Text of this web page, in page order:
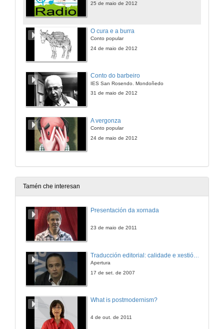
25 de maio de 2012
O cura e a burra
Conto popular
24 de maio de 2012
Conto do barbeiro
IES San Rosendo. Mondoñedo
31 de maio de 2012
A vergonza
Conto popular
24 de maio de 2012
Tamén che interesan
Presentación da xornada
23 de maio de 2011
Apertura
17 de set. de 2007
What is postmodernism?
4 de out. de 2011